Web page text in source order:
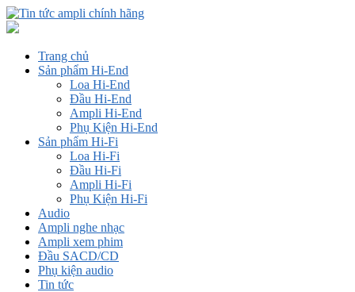
Trang chủ
Sản phẩm Hi-End
Loa Hi-End
Đầu Hi-End
Ampli Hi-End
Phụ Kiện Hi-End
Sản phẩm Hi-Fi
Loa Hi-Fi
Đầu Hi-Fi
Ampli Hi-Fi
Phụ Kiện Hi-Fi
Audio
Ampli nghe nhạc
Ampli xem phim
Đầu SACD/CD
Phụ kiện audio
Tin tức